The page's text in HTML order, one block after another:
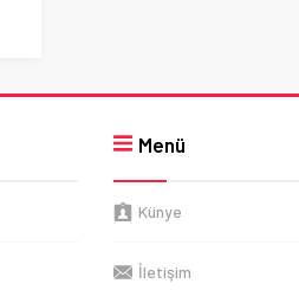
Menü
Künye
İletişim